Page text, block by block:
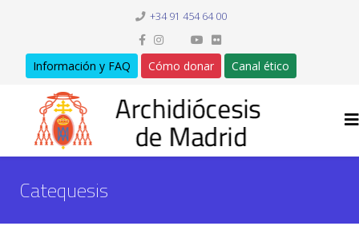
+34 91 454 64 00
Información y FAQ Cómo donar Canal ético
Catequesis